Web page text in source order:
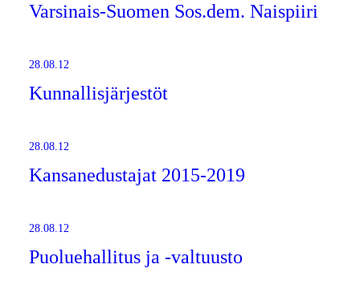
Varsinais-Suomen Sos.dem. Naispiiri
28.08.12
Kunnallisjärjestöt
28.08.12
Kansanedustajat 2015-2019
28.08.12
Puoluehallitus ja -valtuusto